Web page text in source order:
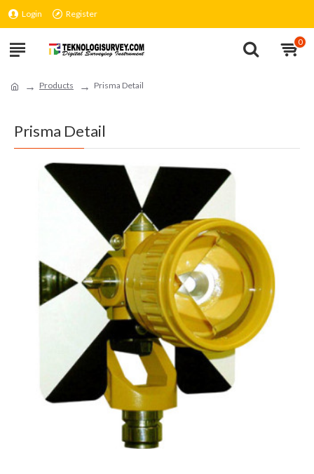
Login Register
0
Products Prisma Detail
Prisma Detail